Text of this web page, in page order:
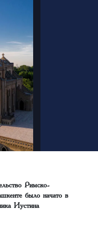
Римско-
было начато в
Иустина